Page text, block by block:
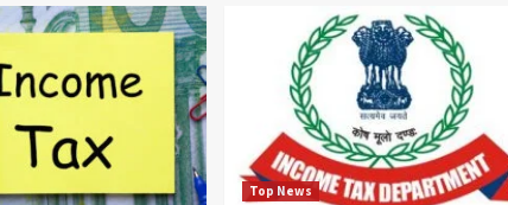
Top News